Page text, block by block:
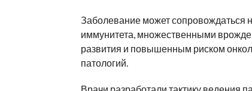
Заболевание может сопровождаться
иммунитета, множественными
развития и повышенным риском
патологий.